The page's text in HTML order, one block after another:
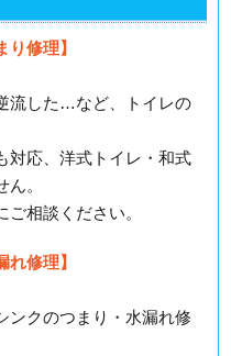
り修理】
流した…など、トイレの
対応、洋式トイレ・和式
。
相談ください。
れ修理】
ンクのつまり・水漏れ修